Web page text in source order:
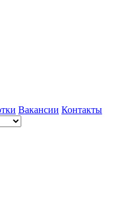
Вакансии Контакты